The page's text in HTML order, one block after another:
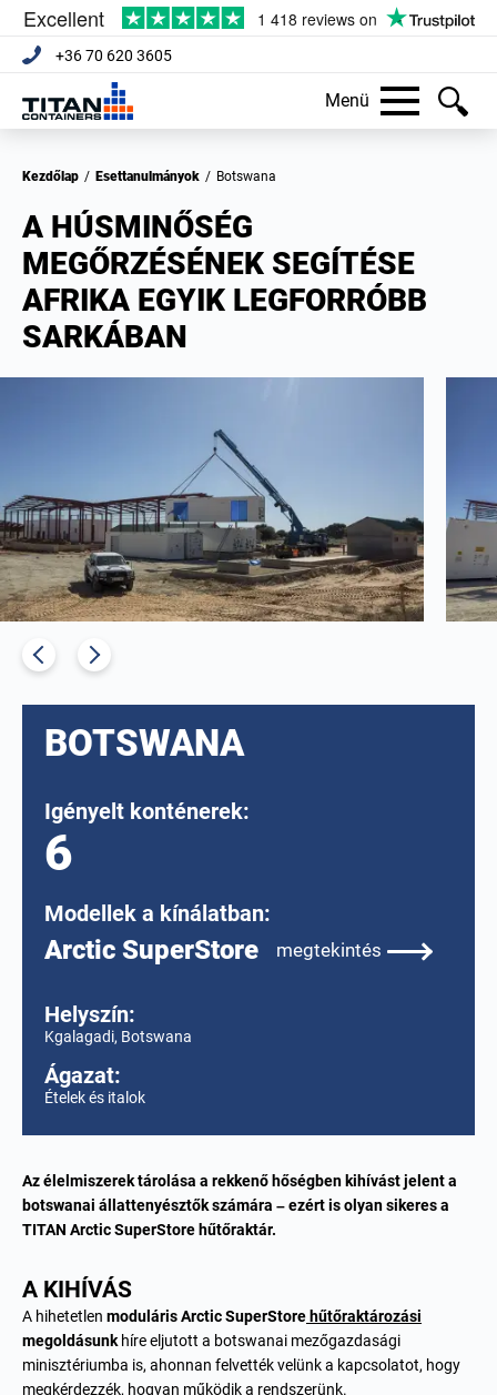
+36 70 620 3605
Menü
Kezdőlap / Esettanulmányok / Botswana
A HÚSMINŐSÉG
MEGŐRZÉSÉNEK SEGÍTÉSE
AFRIKA EGYIK LEGFORRÓBB
SARKÁBAN
BOTSWANA
Igényelt konténerek:
6
Modellek a kínálatban:
Arctic SuperStore megtekintés
Helyszín:
Kgalagadi, Botswana
Ágazat:
Ételek és italok
Az élelmiszerek tárolása a rekkenő hőségben kihívást jelent a
botswanai állattenyésztők számára – ezért is olyan sikeres a
TITAN Arctic SuperStore hűtőraktár.
A KIHÍVÁS
A hihetetlen modulárisArctic SuperStore hűtőraktározási
megoldásunk híre eljutott a botswanai mezőgazdasági
minisztériumba is, ahonnan felvették velünk a kapcsolatot, hogy
megkérdezzék, hogyan működik a rendszerünk.